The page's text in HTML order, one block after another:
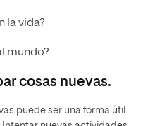
la vida?
mundo?
cosas nuevas.
puede ser una forma útil